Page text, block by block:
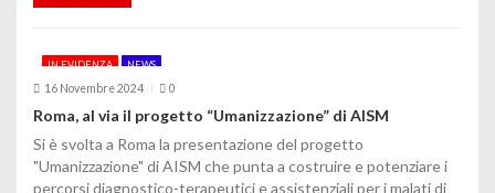
IN EVIDENZA NEWS
16 Novembre 2024 0
Roma, al via il progetto “Umanizzazione” di AISM
Si è svolta a Roma la presentazione del progetto
"Umanizzazione" di AISM che punta a costruire e potenziare i
percorsi diagnostico-terapeutici e assistenziali per i malati di